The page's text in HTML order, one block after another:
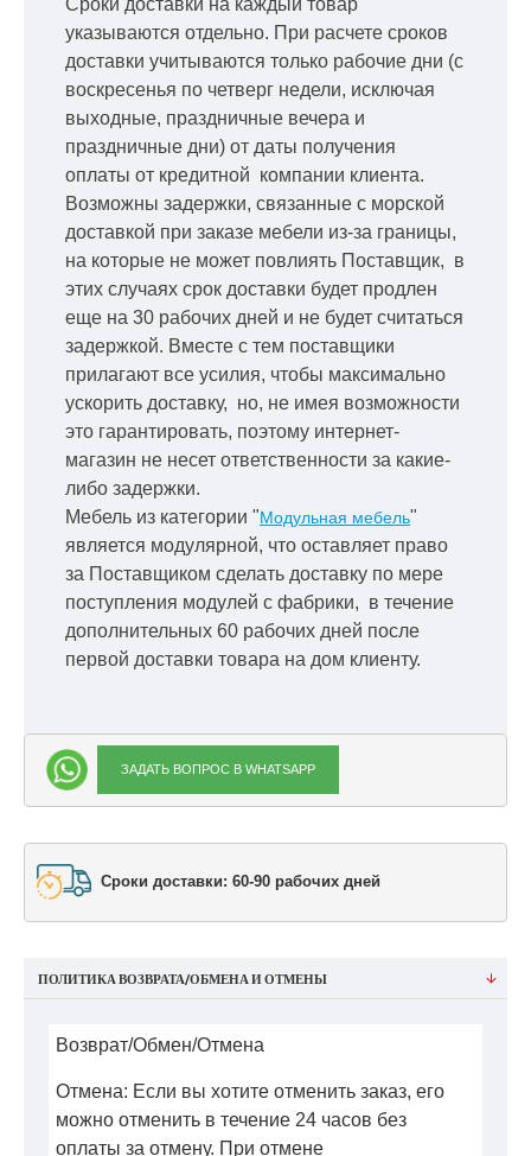
указываются отдельно. При расчете сроков
доставки учитываются только рабочие дни (с
воскресенья по четверг недели, исключая
выходные, праздничные вечера и
праздничные дни) от даты получения
оплаты от кредитной компании клиента.
Возможны задержки, связанные с морской
доставкой при заказе мебели из-за границы,
на которые не может повлиять Поставщик, в
этих случаях срок доставки будет продлен
еще на 30 рабочих дней и не будет считаться
задержкой. Вместе с тем поставщики
прилагают все усилия, чтобы максимально
ускорить доставку, но, не имея возможности
это гарантировать, поэтому интернет-
магазин не несет ответственности за какие-
либо задержки.
Мебель из категории "Модульная мебель"
является модулярной, что оставляет право
за Поставщиком сделать доставку по мере
поступления модулей с фабрики, в течение
дополнительных 60 рабочих дней после
первой доставки товара на дом клиенту.
ЗАДАТЬ ВОПРОС В WHATSAPP
Сроки доставки: 60-90 рабочих дней
ПОЛИТИКА ВОЗВРАТА/ОБМЕНА И ОТМЕНЫ
Возврат/Обмен/Отмена
Отмена: Если вы хотите отменить заказ, его
можно отменить в течение 24 часов без
оплаты за отмену. При отмене